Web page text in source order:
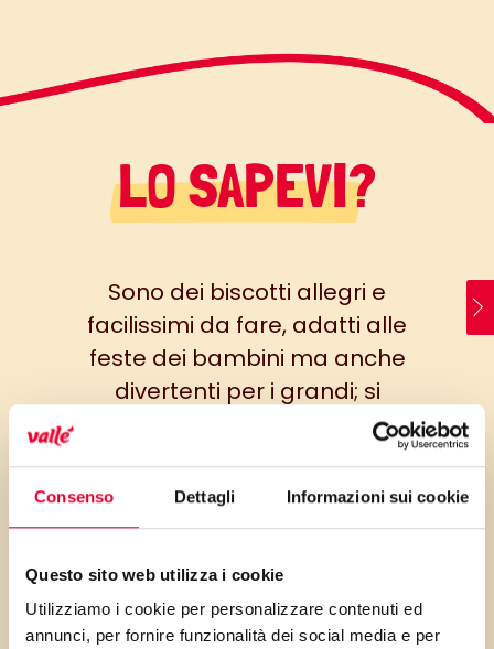
Consenso Dettagli Informazioni sui cookie
Questo sito web utilizza i cookie
Utilizziamo i cookie per personalizzare contenuti ed
annunci, per fornire funzionalità dei social media e per
LO SAPEVI?
Sono dei biscotti allegri e
facilissimi da fare, adatti alle
feste dei bambini ma anche
divertenti per i grandi; si
possono decorare come la
nostra fantasia suggerisce,
utilizzando glassa colorata,
confettini di zucchero ma
nocciole, cioccolato fondente e
caramelline….